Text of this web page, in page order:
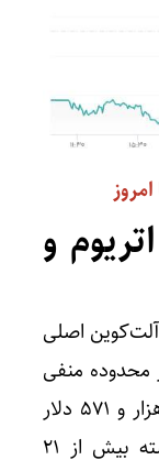
و
آلت‌کوین اصلی
محدوده منفی
قرار گرفته‌اند. اتریوم با قیمت حدود هزار و ۵۷۱ دلار
معامله می‌شود و طی یک ماه گذشته بیش از ۲۱